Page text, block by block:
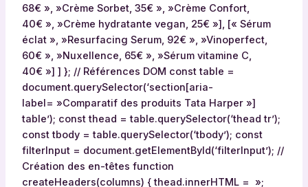
i
s
t
i
q
u
e
s
d
e
s
p
68€ », »Crème Sorbet, 35€ », »Crème Confort,
40€ », »Crème hydratante vegan, 25€ »], [« Sérum
éclat », »Resurfacing Serum, 92€ », »Vinoperfect,
60€ », »Nuxellence, 65€ », »Sérum vitamine C,
40€ »] ] }; // Références DOM const table =
document.querySelector(‘section[aria-
label= »Comparatif des produits Tata Harper »]
table’); const thead = table.querySelector(‘thead tr’);
const tbody = table.querySelector(‘tbody’); const
filterInput = document.getElementById(‘filterInput’); //
Création des en-têtes function
createHeaders(columns) { thead.innerHTML = »;